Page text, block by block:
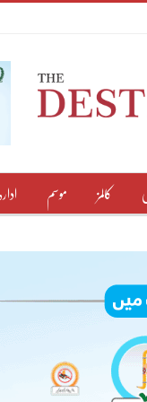
کالمز موسم